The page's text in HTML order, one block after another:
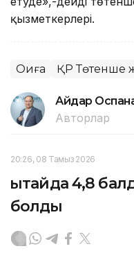
қызметкерлері.
Оқиға ҚР Төтенше
Айдар
Авторлар
20:26, 08 Тамыз 2026
Қытайда 4,8
болды